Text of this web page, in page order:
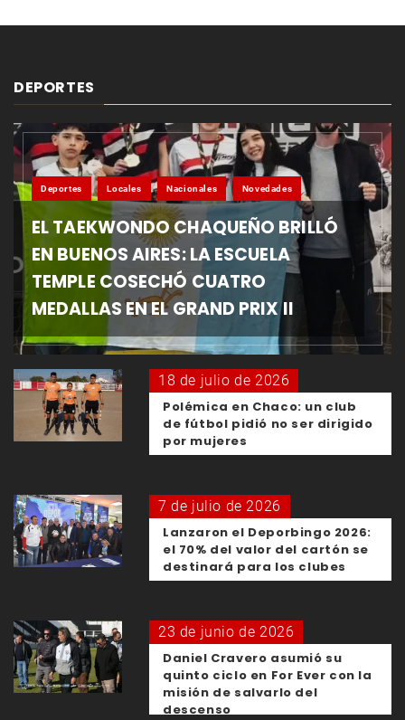
DEPORTES
Deportes Locales Nacionales Novedades
EL TAEKWONDO CHAQUEÑO BRILLÓ
EN BUENOS AIRES: LA ESCUELA
TEMPLE COSECHÓ CUATRO
MEDALLAS EN EL GRAND PRIX II
18 de julio de 2026
Polémica en Chaco: un club
de fútbol pidió no ser dirigido
por mujeres
7 de julio de 2026
Lanzaron el Deporbingo 2026:
el 70% del valor del cartón se
destinará para los clubes
23 de junio de 2026
Daniel Cravero asumió su
quinto ciclo en For Ever con la
misión de salvarlo del
descenso